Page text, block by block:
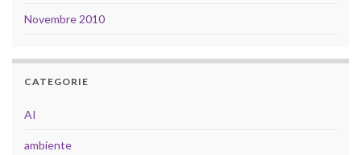
Novembre 2010
CATEGORIE
AI
ambiente